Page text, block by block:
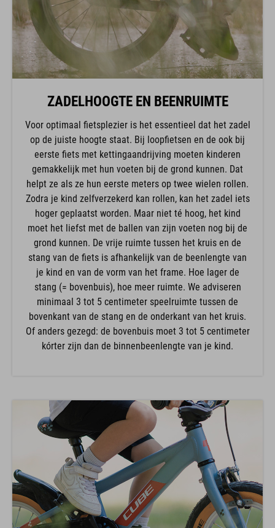
ZADELHOOGTE EN BEENRUIMTE
Voor optimaal fietsplezier is het essentieel dat het zadel
op de juiste hoogte staat. Bij loopfietsen en de ook bij
eerste fiets met kettingaandrijving moeten kinderen
gemakkelijk met hun voeten bij de grond kunnen. Dat
helpt ze als ze hun eerste meters op twee wielen rollen.
Zodra je kind zelfverzekerd kan rollen, kan het zadel iets
hoger geplaatst worden. Maar niet té hoog, het kind
moet het liefst met de ballen van zijn voeten nog bij de
grond kunnen. De vrije ruimte tussen het kruis en de
stang van de fiets is afhankelijk van de beenlengte van
je kind en van de vorm van het frame. Hoe lager de
stang (= bovenbuis), hoe meer ruimte. We adviseren
minimaal 3 tot 5 centimeter speelruimte tussen de
bovenkant van de stang en de onderkant van het kruis.
Of anders gezegd: de bovenbuis moet 3 tot 5 centimeter
kórter zijn dan de binnenbeenlengte van je kind.